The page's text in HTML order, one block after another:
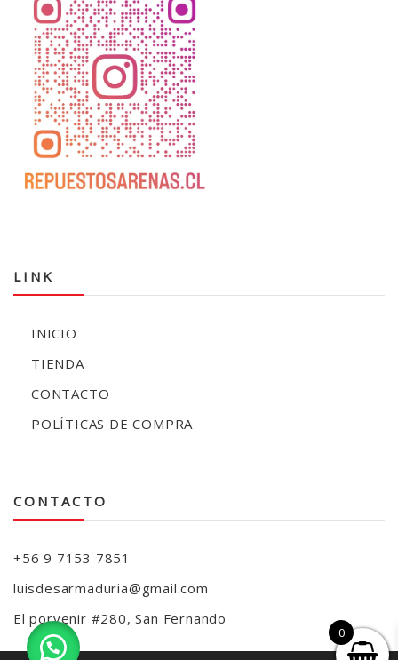
LINK
INICIO
TIENDA
CONTACTO
POLÍTICAS DE COMPRA
CONTACTO
+56 9 7153 7851
luisdesarmaduria@gmail.com
El porvenir #280, San Fernando
0